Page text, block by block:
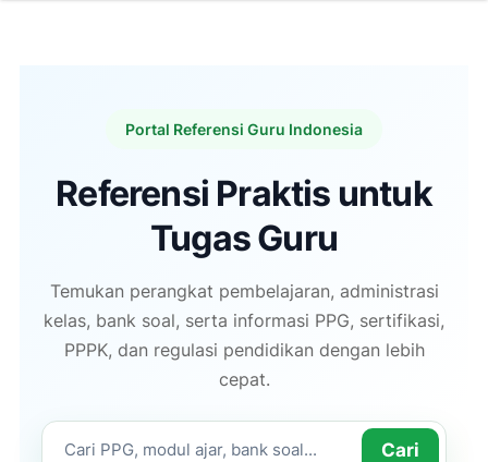
Portal Referensi Guru Indonesia
Referensi Praktis untuk
Tugas Guru
Temukan perangkat pembelajaran, administrasi
kelas, bank soal, serta informasi PPG, sertifikasi,
PPPK, dan regulasi pendidikan dengan lebih
cepat.
Cari